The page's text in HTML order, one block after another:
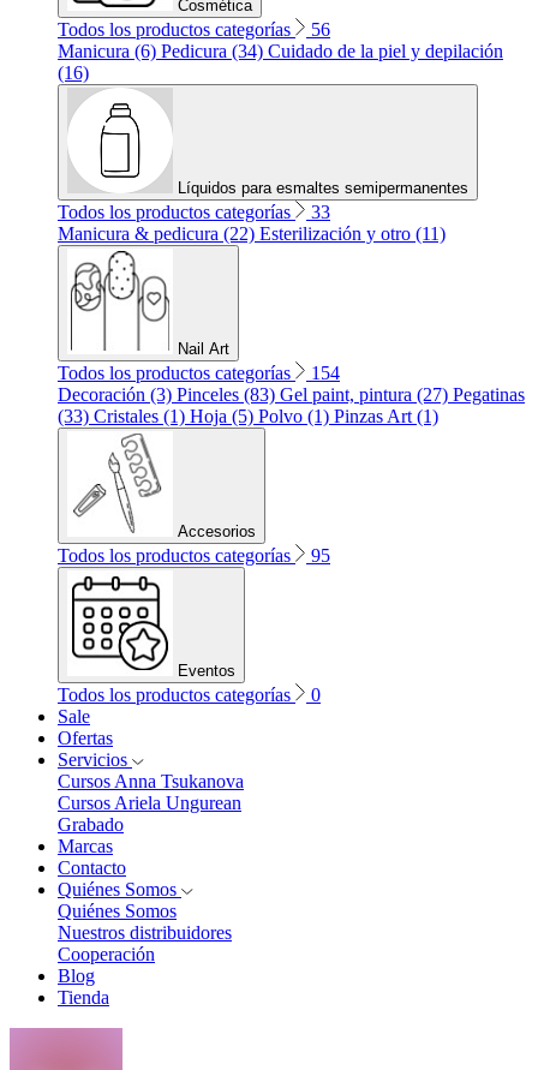
Cosmética
Todos los productos categorías
56
Manicura (6) Pedicura (34) Cuidado de la piel y depilación
(16)
Líquidos para esmaltes semipermanentes
Todos los productos categorías
33
Manicura & pedicura (22) Esterilización y otro (11)
Nail Art
Todos los productos categorías
154
Decoración (3) Pinceles (83) Gel paint, pintura (27) Pegatinas
(33) Cristales (1) Hoja (5) Polvo (1) Pinzas Art (1)
Accesorios
Todos los productos categorías 95
Eventos
Todos los productos categorías
0
Sale
Ofertas
Servicios
Cursos Anna Tsukanova
Cursos Ariela Ungurean
Grabado
Marcas
Contacto
Quiénes Somos
Quiénes Somos
Nuestros distribuidores
Cooperación
Blog
Tienda